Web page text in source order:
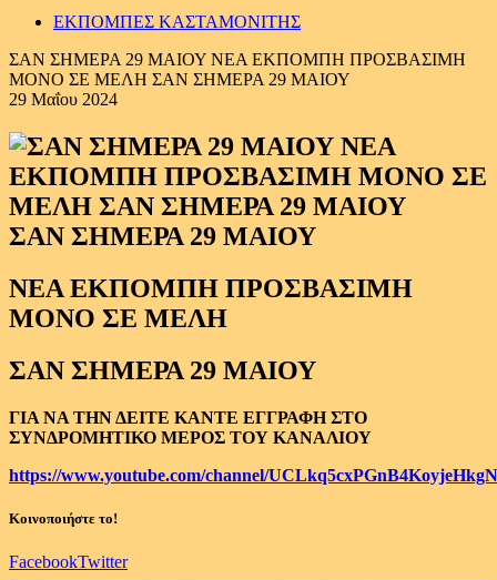
ΕΚΠΟΜΠΕΣ ΚΑΣΤΑΜΟΝΙΤΗΣ
ΣΑΝ ΣΗΜΕΡΑ 29 ΜΑΙΟΥ ΝΕΑ ΕΚΠΟΜΠΗ ΠΡΟΣΒΑΣΙΜΗ
ΜΟΝΟ ΣΕ ΜΕΛΗ ΣΑΝ ΣΗΜΕΡΑ 29 ΜΑΙΟΥ
29 Μαΐου 2024
ΣΑΝ ΣΗΜΕΡΑ 29 ΜΑΙΟΥ
ΝΕΑ ΕΚΠΟΜΠΗ ΠΡΟΣΒΑΣΙΜΗ
ΜΟΝΟ ΣΕ ΜΕΛΗ
ΣΑΝ ΣΗΜΕΡΑ 29 ΜΑΙΟΥ
ΓΙΑ ΝΑ ΤΗΝ ΔΕΙΤΕ ΚΑΝΤΕ ΕΓΓΡΑΦΗ ΣΤΟ
ΣΥΝΔΡΟΜΗΤΙΚΟ ΜΕΡΟΣ ΤΟΥ ΚΑΝΑΛΙΟΥ
https://www.youtube.com/channel/
Κοινοποιήστε το!
FacebookTwitter